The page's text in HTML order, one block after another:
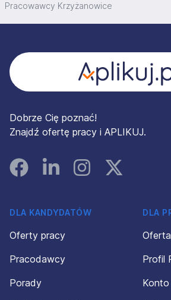
Pracowawcy Krzyżanowice
Dobrze Cię poznać!
Znajdź ofertę pracy i APLIKUJ.
FacebookLinked InInstagramInstagram
DLA KANDYDATÓW
Oferty pracy
Pracodawcy
Porady
DLA
Profil